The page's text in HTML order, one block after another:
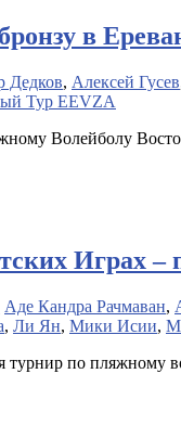
в
Дедков, Алексей Гусев
Тур EEVZA
Волейболу
Играх –
Аде Кандра Рачмаван,
, Ли Ян, Мики Исии,
по пляжному